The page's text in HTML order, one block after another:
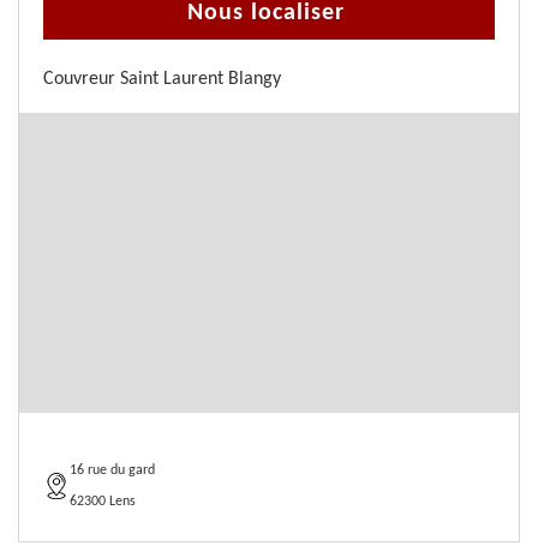
Nous localiser
Couvreur Saint Laurent Blangy
16 rue du gard
62300 Lens